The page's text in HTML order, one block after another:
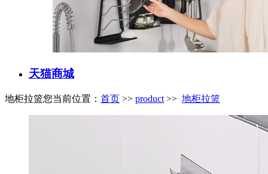
天猫商城
地柜拉篮您当前位置： 首页 >> product >> 地柜拉篮